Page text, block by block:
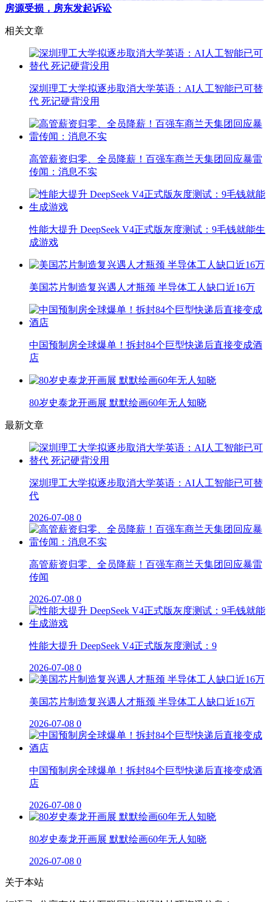
房源受损，房东发起诉讼
相关文章
深圳理工大学拟逐步取消大学英语：AI人工智能已可替
代 死记硬背没用
高管薪资归零、全员降薪！百强车商兰天集团回应暴雷
传闻：消息不实
性能大提升 DeepSeek V4正式版灰度测试：9毛钱就能生
成游戏
美国芯片制造复兴遇人才瓶颈 半导体工人缺口近16万
中国预制房全球爆单！拆封84个巨型快递后直接变成酒
店
80岁史泰龙开画展 默默绘画60年无人知晓
最新文章
深圳理工大学拟逐步取消大学英语：AI人工智能已可替
代
2026-07-08 0
高管薪资归零、全员降薪！百强车商兰天集团回应暴雷
传闻
2026-07-08 0
性能大提升 DeepSeek V4正式版灰度测试：9
2026-07-08 0
美国芯片制造复兴遇人才瓶颈 半导体工人缺口近16万
2026-07-08 0
中国预制房全球爆单！拆封84个巨型快递后直接变成酒
店
2026-07-08 0
80岁史泰龙开画展 默默绘画60年无人知晓
2026-07-08 0
关于本站